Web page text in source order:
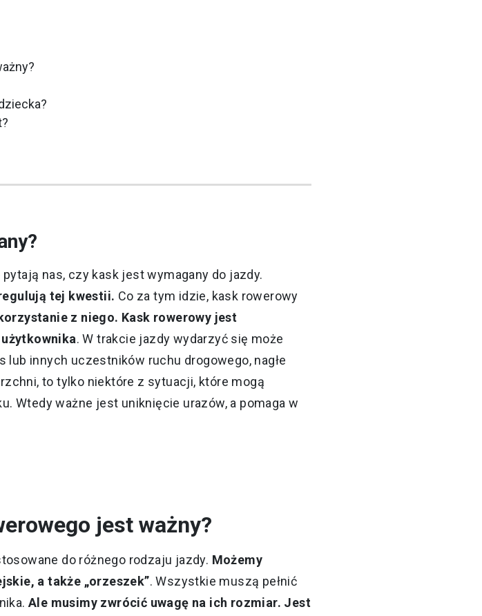
nas, czy kask jest wymagany do jazdy.
tej kwestii. Co za tym idzie, kask rowerowy
z niego. Kask rowerowy jest
. W trakcie jazdy wydarzyć się może
innych uczestników ruchu drogowego, nagłe
to tylko niektóre z sytuacji, które mogą
Wtedy ważne jest uniknięcie urazów, a pomaga w
jest ważny?
do różnego rodzaju jazdy. Możemy
a także „orzeszek”. Wszystkie muszą pełnić
Ale musimy zwrócić uwagę na ich rozmiar. Jest